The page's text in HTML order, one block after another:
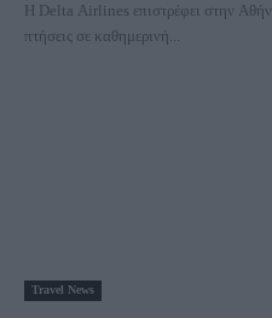
H Delta Airlines επιστρέφει στην
πτήσεις σε καθημερινή...
Travel News